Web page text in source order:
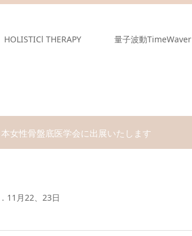
HOLISTICl THERAPY 量子波動TimeWaver
女性骨盤底医学会に出展いたします
11月22、23日